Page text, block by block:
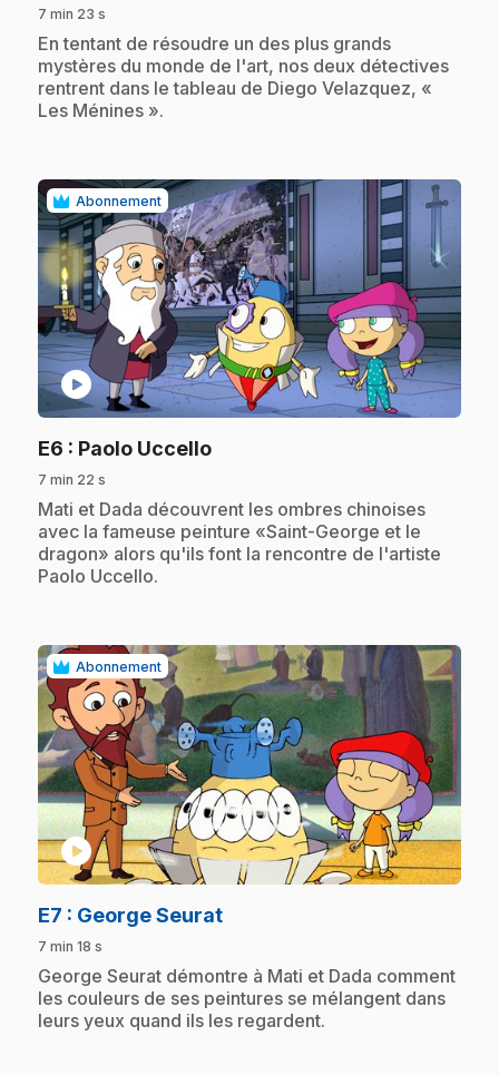
7 min 23 s
.En tentant de résoudre un des plus grands
mystères du monde de l'art, nos deux détectives
rentrent dans le tableau de Diego Velazquez, «
Les Ménines ».
Abonnement
play_circle
E6 : Paolo Uccello.
7 min 22 s
.Mati et Dada découvrent les ombres chinoises
avec la fameuse peinture «Saint-George et le
dragon» alors qu'ils font la rencontre de l'artiste
Paolo Uccello.
Abonnement
play_circle
E7 : George Seurat.
7 min 18 s
.George Seurat démontre à Mati et Dada comment
les couleurs de ses peintures se mélangent dans
leurs yeux quand ils les regardent.